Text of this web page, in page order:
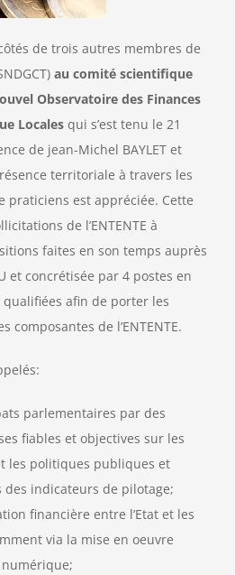
de trois autres membres de
au comité scientifique
Observatoire des Finances
Locales qui s’est tenu le 21
de jean-Michel BAYLET et
territoriale à travers les
praticiens est appréciée. Cette
de l’ENTENTE à
faites en son temps auprès
et concrétisée par 4 postes en
afin de porter les
composantes de l’ENTENTE.
parlementaires par des
fiables et objectives sur les
les politiques publiques et
indicateurs de pilotage;
financière entre l’Etat et les
via la mise en oeuvre